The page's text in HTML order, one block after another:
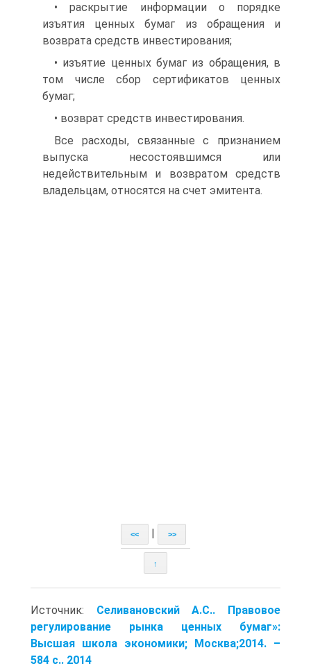
• раскрытие информации о порядке
изъятия ценных бумаг из обращения и
возврата средств инвестирования;
• изъятие ценных бумаг из обращения, в
том числе сбор сертификатов ценных
бумаг;
• возврат средств инвестирования.
Все расходы, связанные с признанием
выпуска несостоявшимся или
недействительным и возвратом средств
владельцам, относятся на счет эмитента.
<< >>
↑
Источник: Селивановский А.С.. Правовое
регулирование рынка ценных бумаг»:
Высшая школа экономики; Москва;2014. –
584 с.. 2014